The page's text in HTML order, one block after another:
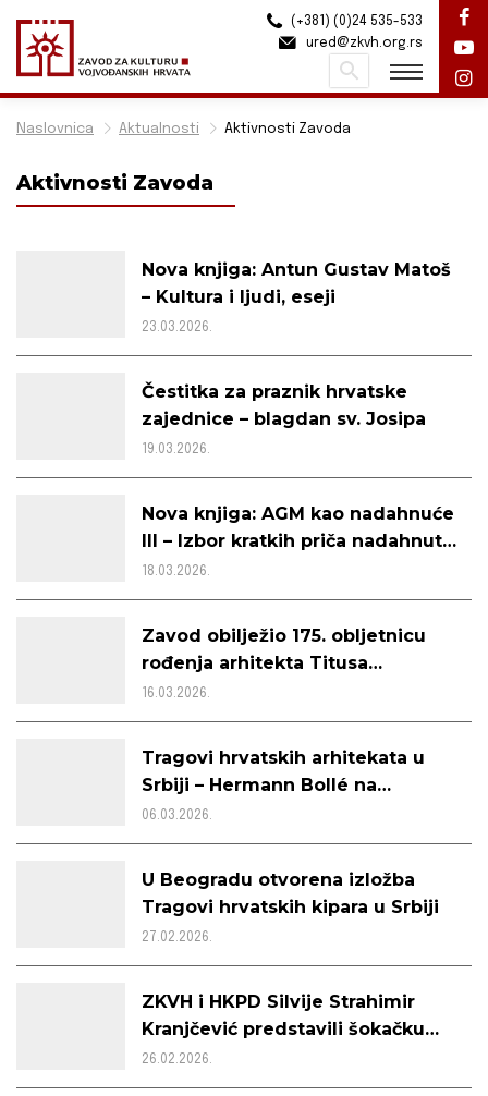
Naslovnica Aktualnosti Aktivnosti Zavoda
Aktivnosti Zavoda
Nova knjiga: Antun Gustav Matoš
– Kultura i ljudi, eseji
23.03.2026.
Čestitka za praznik hrvatske
zajednice – blagdan sv. Josipa
19.03.2026.
Nova knjiga: AGM kao nadahnuće
III – Izbor kratkih priča nadahnutih
životom i djelom Antuna Gustava
Matoša
18.03.2026.
Zavod obilježio 175. obljetnicu
rođenja arhitekta Titusa
Mačkovića
16.03.2026.
Tragovi hrvatskih arhitekata u
Srbiji – Hermann Bollé na
zajedničkom kalendaru za ožujak
2026.
06.03.2026.
U Beogradu otvorena izložba
Tragovi hrvatskih kipara u Srbiji
27.02.2026.
ZKVH i HKPD Silvije Strahimir
Kranjčević predstavili šokačku
nošnju iz Berega na završnoj
manifestaciji IPA projekta
26.02.2026.
(+381) (0)24 535-533
ured@zkvh.org.rs
Pretraži